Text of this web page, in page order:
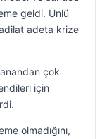
geldi. Ünlü
adeta krize
çok
için
olmadığını,